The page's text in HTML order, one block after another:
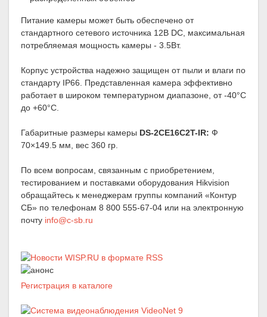
Питание камеры может быть обеспечено от
стандартного сетевого источника 12В DC, максимальная
потребляемая мощность камеры - 3.5Вт.
Корпус устройства надежно защищен от пыли и влаги по
стандарту IP66. Представленная камера эффективно
работает в широком температурном диапазоне, от -40°С
до +60°С.
Габаритные размеры камеры DS-2CE16C2T-IR: Ф
70×149.5 мм, вес 360 гр.
По всем вопросам, связанным с приобретением,
тестированием и поставками оборудования Hikvision
обращайтесь к менеджерам группы компаний «Контур
СБ» по телефонам 8 800 555-67-04 или на электронную
почту info@c-sb.ru
Регистрация в каталоге